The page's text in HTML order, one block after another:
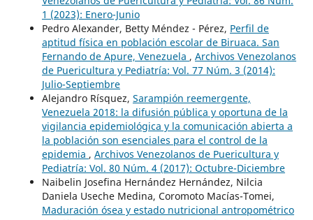
1 (2023): Enero-Junio
Pedro Alexander, Betty Méndez - Pérez, Perfil de
aptitud física en población escolar de Biruaca. San
Fernando de Apure, Venezuela , Archivos Venezolanos
de Puericultura y Pediatría: Vol. 77 Núm. 3 (2014):
Julio-Septiembre
Alejandro Rísquez, Sarampión reemergente,
Venezuela 2018: la difusión pública y oportuna de la
vigilancia epidemiológica y la comunicación abierta a
la población son esenciales para el control de la
epidemia , Archivos Venezolanos de Puericultura y
Pediatría: Vol. 80 Núm. 4 (2017): Octubre-Diciembre
Naibelin Josefina Hernández Hernández, Nilcia
Daniela Useche Medina, Coromoto Macías-Tomei,
Maduración ósea y estado nutricional antropométrico